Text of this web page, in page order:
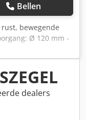
Bellen
bewegende
Ø 120 mm -
mm -Tiphoogte:
A Tduox Amasf -
stuk -Maten:
dealers